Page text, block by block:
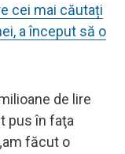
cei mai căutați
a început să o
de lire
pus în faţa
făcut o